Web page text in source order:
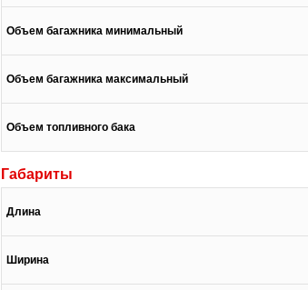
Объем багажника минимальный
Объем багажника максимальный
Объем топливного бака
Габариты
Длина
Ширина